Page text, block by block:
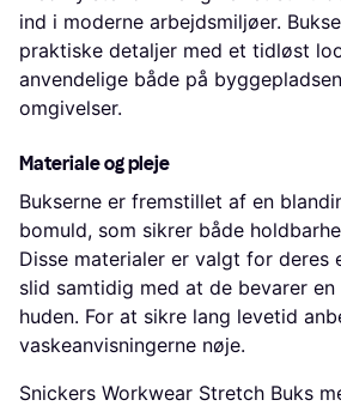
ind i moderne arbejdsmiljøer.
praktiske detaljer med et tidløst
anvendelige både på
omgivelser.
Materiale og pleje
Bukserne er fremstillet af en
bomuld, som sikrer både
Disse materialer er valgt for deres
slid samtidig med at de bevarer
huden. For at sikre lang levetid
vaskeanvisningerne nøje.
Snickers Workwear Stretch Buks